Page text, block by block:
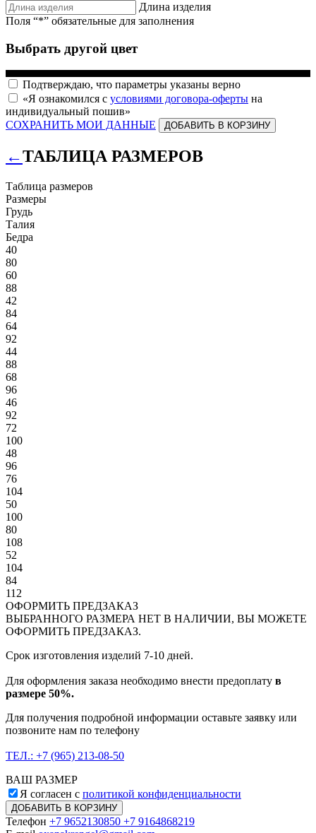
Длина изделия
Поля “*” обязательные для заполнения
Выбрать другой цвет
Подтверждаю, что параметры указаны верно
«Я ознакомился с условиями договора-оферты на
индивидуальный пошив»
СОХРАНИТЬ МОИ ДАННЫЕ
ДОБАВИТЬ В КОРЗИНУ
←ТАБЛИЦА РАЗМЕРОВ
Таблица размеров
Размеры
Грудь
Талия
Бедра
40
80
60
88
42
84
64
92
44
88
68
96
46
92
72
100
48
96
76
104
50
100
80
108
52
104
84
112
ОФОРМИТЬ ПРЕДЗАКАЗ
ВЫБРАННОГО РАЗМЕРА НЕТ В НАЛИЧИИ, ВЫ МОЖЕТЕ
ОФОРМИТЬ ПРЕДЗАКАЗ.
Cрок изготовления изделий 7-10 дней.
Для оформления заказа необходимо внести предоплату в
размере 50%.
Для получения подробной информации оставьте заявку или
позвоните нам по телефону
ТЕЛ.: +7 (965) 213-08-50
ВАШ РАЗМЕР
Я согласен с политикой конфиденциальности
ДОБАВИТЬ В КОРЗИНУ
Телефон +7 9652130850 +7 9164868219